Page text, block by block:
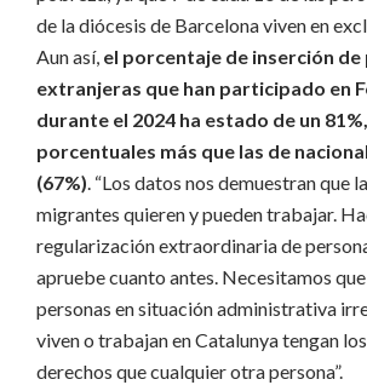
de la diócesis de Barcelona viven en
Aun así, el porcentaje de inserción de
extranjeras que han participado en
durante el 2024 ha estado de un
porcentuales más que las de
(67%). “Los datos nos demuestran que
migrantes quieren y pueden trabajar.
regularización extraordinaria de
apruebe cuanto antes. Necesitamos
personas en situación administrativa
viven o trabajan en Catalunya tengan
derechos que cualquier otra persona”.